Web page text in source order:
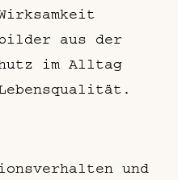
aus der
im Alltag
und